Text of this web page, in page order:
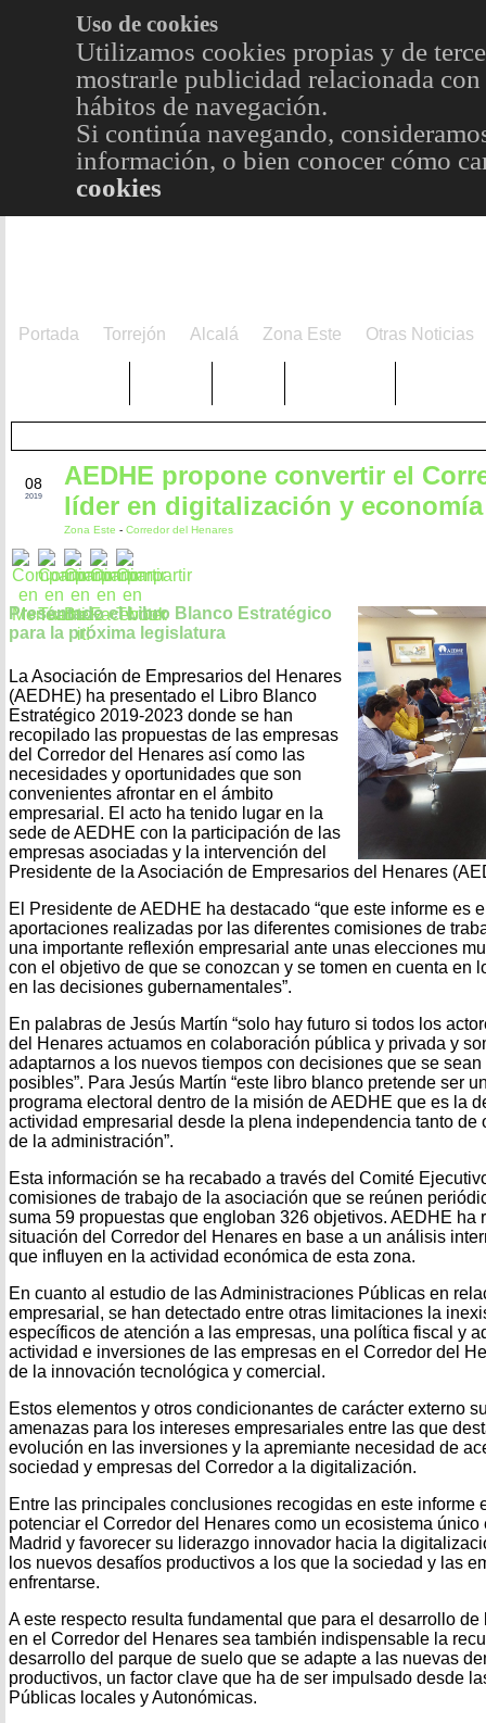
Uso de cookies
Utilizamos cookies propias y de
mostrarle publicidad relacionada
hábitos de navegación.
Si continúa navegando,
información, o bien conocer cómo
cookies
Portada Torrejón Alcalá Zona Este Otras Noticias
08
2019
AEDHE propone convertir el
líder en digitalización y
Zona Este - Corredor del Henares
Presentado el Libro Blanco Estratégico
para la próxima legislatura
La Asociación de Empresarios del Henares
(AEDHE) ha presentado el Libro Blanco
Estratégico 2019-2023 donde se han
recopilado las propuestas de las empresas
del Corredor del Henares así como las
necesidades y oportunidades que son
convenientes afrontar en el ámbito
empresarial. El acto ha tenido lugar en la
sede de AEDHE con la participación de las
empresas asociadas y la intervención del
Presidente de la Asociación de Empresarios del Henares
El Presidente de AEDHE ha destacado “que este informe es
aportaciones realizadas por las diferentes comisiones de
una importante reflexión empresarial ante unas elecciones
con el objetivo de que se conozcan y se tomen en cuenta en
en las decisiones gubernamentales”.
En palabras de Jesús Martín “solo hay futuro si todos los
del Henares actuamos en colaboración pública y privada y
adaptarnos a los nuevos tiempos con decisiones que se
posibles”. Para Jesús Martín “este libro blanco pretende ser
programa electoral dentro de la misión de AEDHE que es la
actividad empresarial desde la plena independencia tanto de
de la administración”.
Esta información se ha recabado a través del Comité
comisiones de trabajo de la asociación que se reúnen
suma 59 propuestas que engloban 326 objetivos. AEDHE ha
situación del Corredor del Henares en base a un análisis
que influyen en la actividad económica de esta zona.
En cuanto al estudio de las Administraciones Públicas en
empresarial, se han detectado entre otras limitaciones la
específicos de atención a las empresas, una política fiscal y
actividad e inversiones de las empresas en el Corredor del
de la innovación tecnológica y comercial.
Estos elementos y otros condicionantes de carácter externo
amenazas para los intereses empresariales entre las que
evolución en las inversiones y la apremiante necesidad de
sociedad y empresas del Corredor a la digitalización.
Entre las principales conclusiones recogidas en este informe
potenciar el Corredor del Henares como un ecosistema
Madrid y favorecer su liderazgo innovador hacia la
los nuevos desafíos productivos a los que la sociedad y las
enfrentarse.
A este respecto resulta fundamental que para el desarrollo
en el Corredor del Henares sea también indispensable la
desarrollo del parque de suelo que se adapte a las nuevas
productivos, un factor clave que ha de ser impulsado desde
Públicas locales y Autonómicas.